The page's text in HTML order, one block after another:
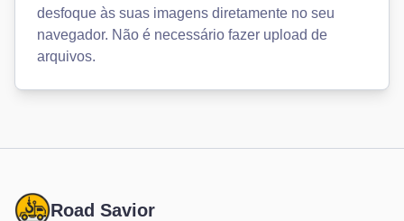
desfoque às suas imagens diretamente no seu
navegador. Não é necessário fazer upload de
arquivos.
Road Savior